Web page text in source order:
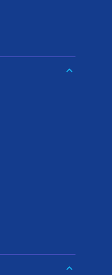
keyboard_arrow_down
keyboard_arrow_down